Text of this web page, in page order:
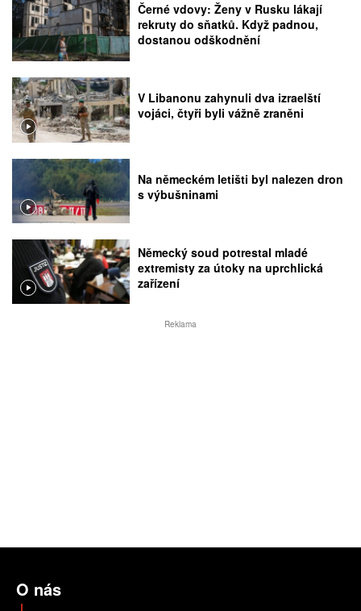
Černé vdovy: Ženy v Rusku lákají
rekruty do sňatků. Když padnou,
dostanou odškodnění
V Libanonu zahynuli dva izraelští
vojáci, čtyři byli vážně zraněni
Na německém letišti byl nalezen dron
s výbušninami
Německý soud potrestal mladé
extremisty za útoky na uprchlická
zařízení
Reklama
O nás